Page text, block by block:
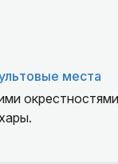
вопросы,
- это
точность
мысли на
гид нам
места